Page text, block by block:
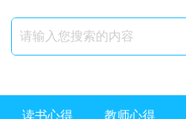
读书心得 教师心得